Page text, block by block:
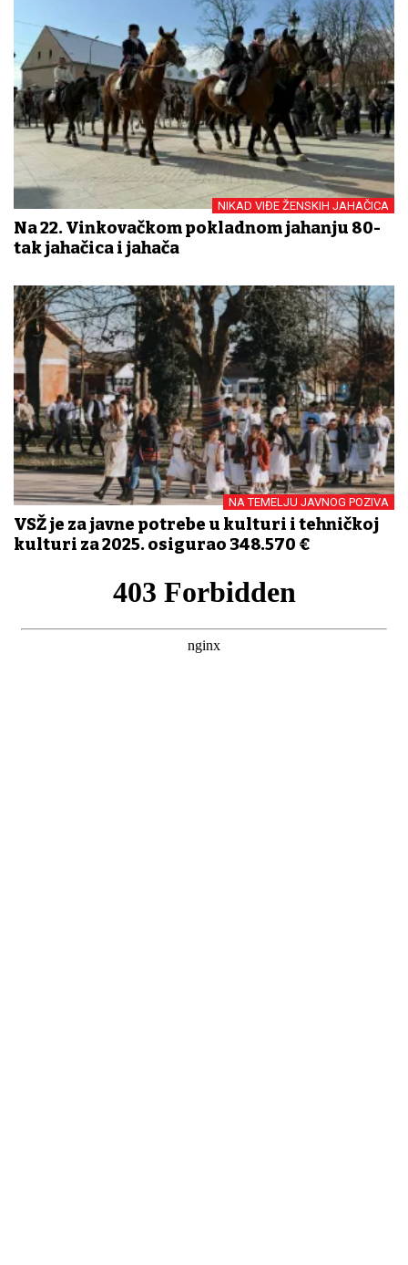
NIKAD VIĐE ŽENSKIH JAHAČICA
Na 22. Vinkovačkom pokladnom jahanju 80-
tak jahačica i jahača
NA TEMELJU JAVNOG POZIVA
VSŽ je za javne potrebe u kulturi i tehničkoj
kulturi za 2025. osigurao 348.570 €